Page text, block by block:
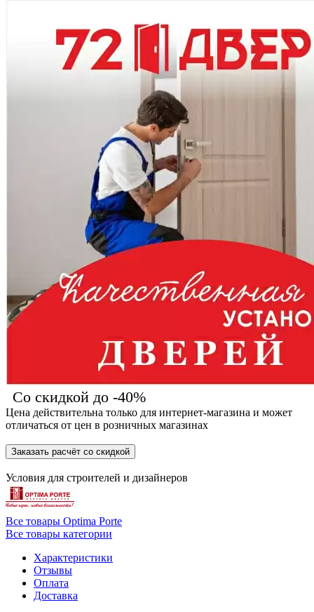
Со скидкой до -40%
Цена действительна только для интернет-магазина и может
отличаться от цен в розничных магазинах
Заказать расчёт со скидкой
Условия для строителей и дизайнеров
Все товары Optima Porte
Все товары категории
Характеристики
Отзывы
Оплата
Доставка